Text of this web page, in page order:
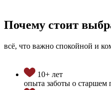
Почему стоит
всё, что важно спокойной и
10+ лет
опыта заботы о старшем